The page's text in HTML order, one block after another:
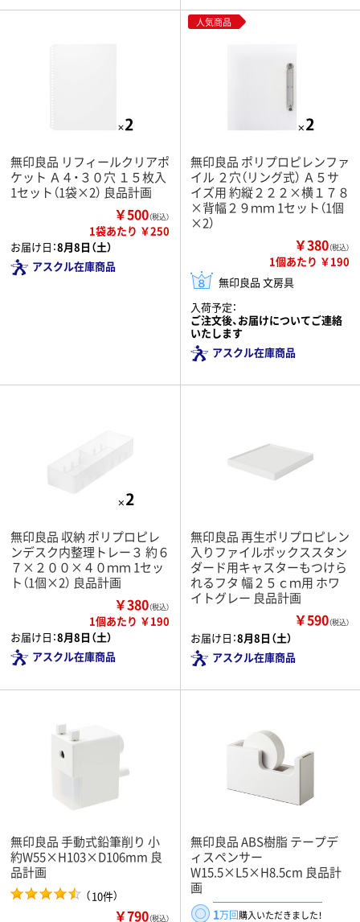
無印良品 リフィールクリアポ
ケット Ａ４・３０穴 １５枚入
1セット（1袋×2） 良品計画
￥500（税込）
1袋あたり ￥250
お届け日：8月8日（土）
アスクル在庫商品
人気商品
無印良品 ポリプロピレンファ
イル ２穴（リング式） Ａ５サ
イズ用 約縦２２２×横１７８
×背幅２９ｍｍ 1セット（1個
×2）
￥380（税込）
1個あたり ￥190
無印良品 文房具
入荷予定：
ご注文後、お届けについてご連絡
いたします
アスクル在庫商品
無印良品 収納 ポリプロピレ
ンデスク内整理トレー３ 約６
７×２００×４０ｍｍ 1セッ
ト（1個×2） 良品計画
￥380（税込）
1個あたり ￥190
お届け日：8月8日（土）
アスクル在庫商品
無印良品 再生ポリプロピレン
入りファイルボックススタン
ダード用キャスターもつけら
れるフタ 幅２５ｃｍ用 ホワ
イトグレー 良品計画
￥590（税込）
お届け日：8月8日（土）
アスクル在庫商品
無印良品 手動式鉛筆削り 小
約W55×H103×D106mm 良
品計画
（10件）
￥790（税込）
無印良品 ABS樹脂 テープデ
ィスペンサー
W15.5×L5×H8.5cm 良品計
画
1万回購入いただきました！